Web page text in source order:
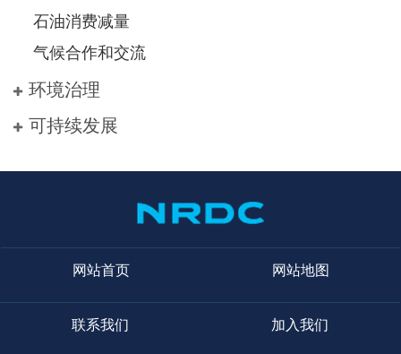
石油消费减量
气候合作和交流
环境治理
可持续发展
网站首页 网站地图
联系我们 加入我们